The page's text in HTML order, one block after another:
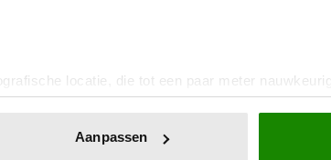
locatie, die tot een paar meter
te scannen op specifieke eigenschappen
in de Cookieverklaring.
Aanpassen